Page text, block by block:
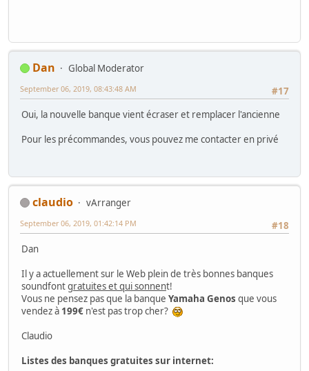
Dan
Global Moderator
#17
September 06, 2019, 08:43:48 AM
Oui, la nouvelle banque vient écraser et remplacer l'ancienne
Pour les précommandes, vous pouvez me contacter en privé
claudio
vArranger
#18
September 06, 2019, 01:42:14 PM
Dan
Il y a actuellement sur le Web plein de très bonnes banques
soundfontgratuites et qui sonnent!
Vous ne pensez pas que la banque Yamaha Genos que vous
vendez à 199€ n'est pas trop cher?
Claudio
Listes des banques gratuites sur internet: